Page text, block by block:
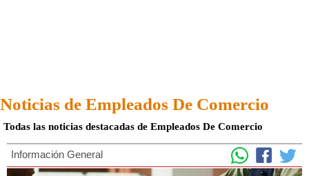
Noticias de Empleados De Comercio
Todas las noticias destacadas de Empleados De Comercio
Información General